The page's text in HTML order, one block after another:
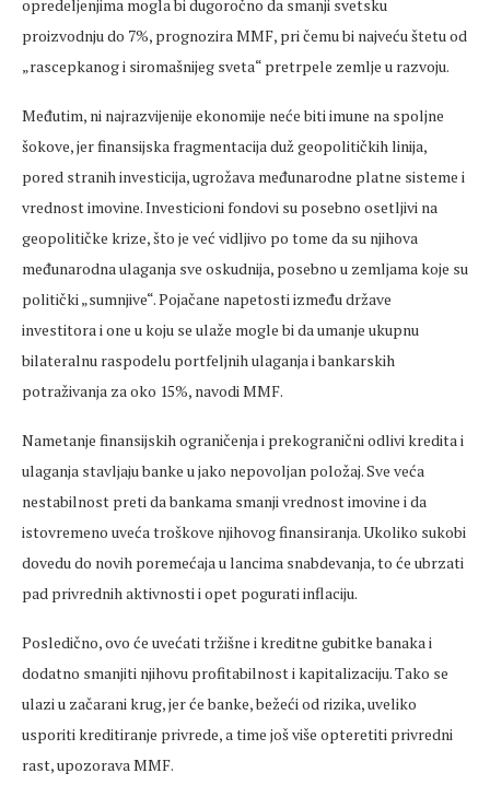
opredeljenjima mogla bi dugoročno da smanji svetsku
proizvodnju do 7%, prognozira MMF, pri čemu bi najveću štetu od
„rascepkanog i siromašnijeg sveta“ pretrpele zemlje u razvoju.
Međutim, ni najrazvijenije ekonomije neće biti imune na spoljne
šokove, jer finansijska fragmentacija duž geopolitičkih linija,
pored stranih investicija, ugrožava međunarodne platne sisteme i
vrednost imovine. Investicioni fondovi su posebno osetljivi na
geopolitičke krize, što je već vidljivo po tome da su njihova
međunarodna ulaganja sve oskudnija, posebno u zemljama koje su
politički „sumnjive“. Pojačane napetosti između države
investitora i one u koju se ulaže mogle bi da umanje ukupnu
bilateralnu raspodelu portfeljnih ulaganja i bankarskih
potraživanja za oko 15%, navodi MMF.
Nametanje finansijskih ograničenja i prekogranični odlivi kredita i
ulaganja stavljaju banke u jako nepovoljan položaj. Sve veća
nestabilnost preti da bankama smanji vrednost imovine i da
istovremeno uveća troškove njihovog finansiranja. Ukoliko sukobi
dovedu do novih poremećaja u lancima snabdevanja, to će ubrzati
pad privrednih aktivnosti i opet pogurati inflaciju.
Posledično, ovo će uvećati tržišne i kreditne gubitke banaka i
dodatno smanjiti njihovu profitabilnost i kapitalizaciju. Tako se
ulazi u začarani krug, jer će banke, bežeći od rizika, uveliko
usporiti kreditiranje privrede, a time još više opteretiti privredni
rast, upozorava MMF.